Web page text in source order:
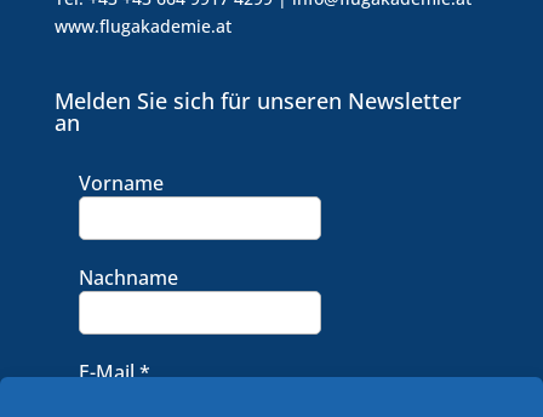
www.flugakademie.at
Melden Sie sich für unseren Newsletter
an
Vorname
Nachname
E-Mail*